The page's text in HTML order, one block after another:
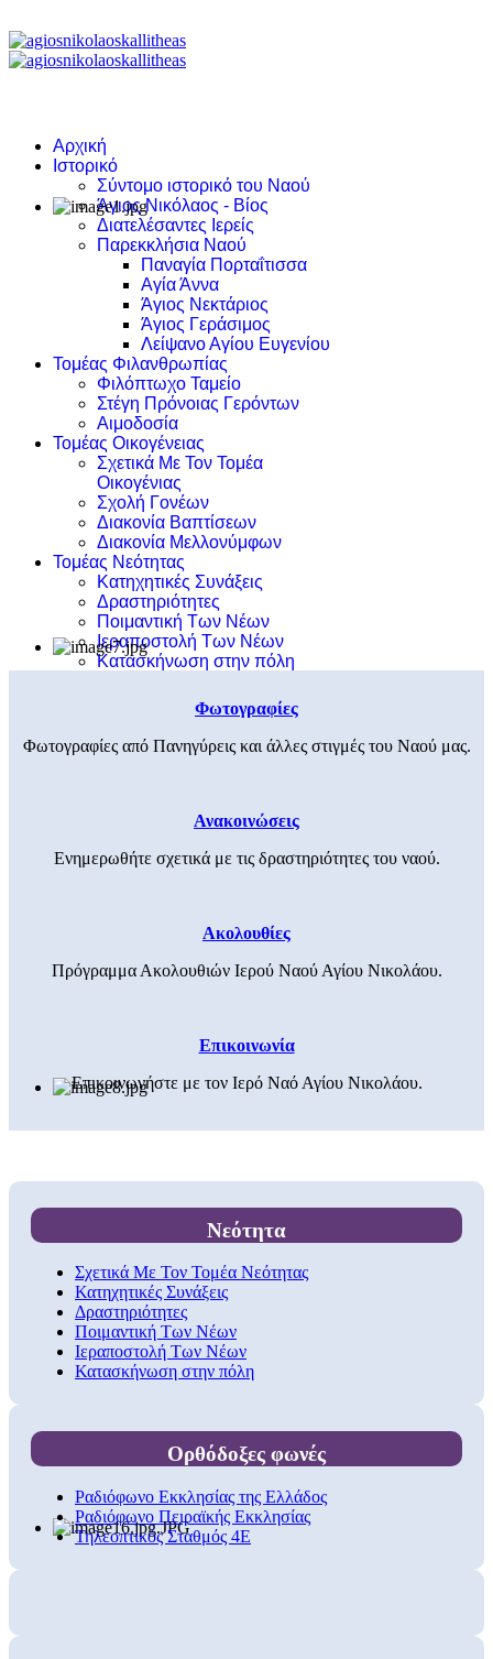
Αρχική
Ιστορικό
Σύντομο ιστορικό του Ναού
Άγιος Νικόλαος - Βίος
Διατελέσαντες Ιερείς
Παρεκκλήσια Ναού
Παναγία Πορταΐτισσα
Αγία Άννα
Άγιος Νεκτάριος
Άγιος Γεράσιμος
Λείψανο Αγίου Ευγενίου
Τομέας Φιλανθρωπίας
Φιλόπτωχο Ταμείο
Στέγη Πρόνοιας Γερόντων
Αιμοδοσία
Τομέας Οικογένειας
Σχετικά Με Τον Τομέα
Οικογένιας
Σχολή Γονέων
Διακονία Βαπτίσεων
Διακονία Μελλονύμφων
Τομέας Νεότητας
Κατηχητικές Συνάξεις
Δραστηριότητες
Ποιμαντική Των Νέων
Ιεραποστολή Των Νέων
Κατασκήνωση στην πόλη
Φωτογραφίες
Φωτογραφίες από Πανηγύρεις και άλλες στιγμές του Ναού μας.
Ανακοινώσεις
Ενημερωθήτε σχετικά με τις δραστηριότητες του ναού.
Ακολουθίες
Πρόγραμμα Ακολουθιών Ιερού Ναού Αγίου Νικολάου.
Επικοινωνία
Επικοινωνήστε με τον Ιερό Ναό Αγίου Νικολάου.
Νεότητα
Σχετικά Με Τον Τομέα Νεότητας
Κατηχητικές Συνάξεις
Δραστηριότητες
Ποιμαντική Των Νέων
Ιεραποστολή Των Νέων
Κατασκήνωση στην πόλη
Ορθόδοξες φωνές
Ραδιόφωνο Εκκλησίας της Ελλάδος
Ραδιόφωνο Πειραϊκής Εκκλησίας
Τηλεοπτικός Σταθμός 4Ε